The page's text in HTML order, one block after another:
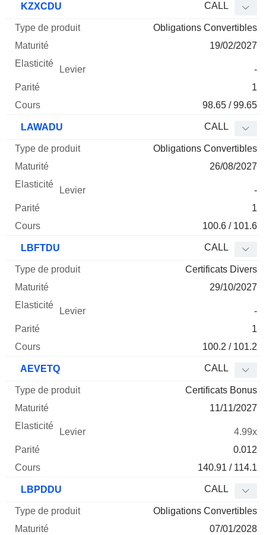
Mnemo Type produit
Elasticité Levier Parité
KZXCDU CALL
Obligations Convertibles
19/02/2027
-
1
98.65 / 99.65
LAWADU CALL
Obligations Convertibles
26/08/2027
-
1
100.6 / 101.6
LBFTDU CALL
Certificats Divers
29/10/2027
-
1
100.2 / 101.2
AEVETQ CALL
Certificats Bonus
11/11/2027
4.99x
0.012
140.91 / 114.1
LBPDDU CALL
Obligations Convertibles
07/01/2028